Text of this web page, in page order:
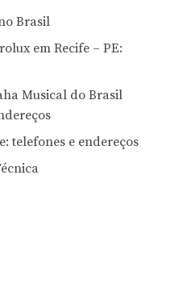
Brasil
em Recife – PE:
Musical do Brasil
telefones e endereços